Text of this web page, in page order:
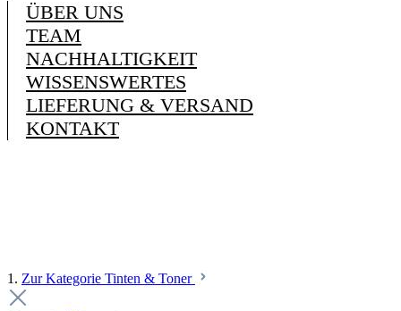
ÜBER UNS
TEAM
NACHHALTIGKEIT
WISSENSWERTES
LIEFERUNG & VERSAND
KONTAKT
1. Zur Kategorie Tinten & Toner